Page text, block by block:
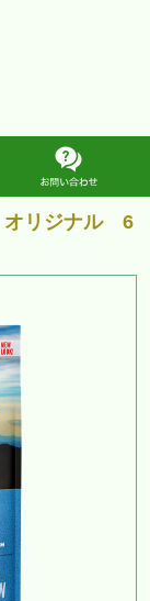
オリジナル 6